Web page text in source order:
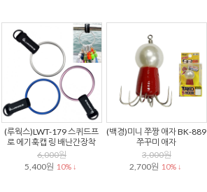
(루웍스)LWT-179 스퀴드프
로 에기훅캡 링 배난간장착
6,000원
5,400원 10% ↓
(백경)미니 쭈짱 애자 BK-889
쭈꾸미 애자
3,000원
2,700원 10% ↓